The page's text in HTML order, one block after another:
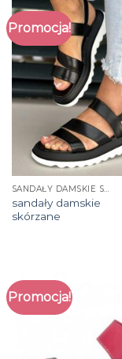
Promocja!
SANDAŁY DAMSKIE SKÓRZANE
sandały damskie
skórzane
Promocja!